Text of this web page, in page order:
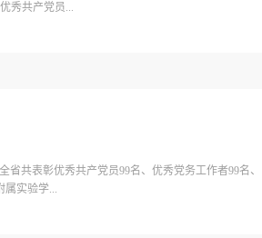
秀共产党员...
共表彰优秀共产党员99名、优秀党务工作者99名、
属实验学...